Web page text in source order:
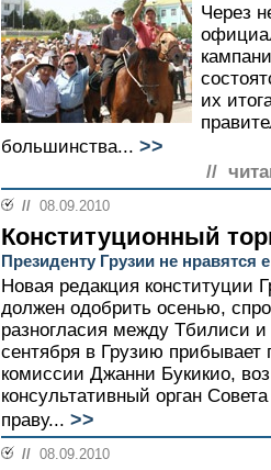
Через
их
большинства... >>
//
// 08.09.2010
Конституционный
Президенту Грузии не нравятся
Новая редакция конституции
должен одобрить осенью,
разногласия между Тбилиси
сентября в Грузию прибывает
комиссии Джанни Букикио,
консультативный орган
праву... >>
// 08.09.2010